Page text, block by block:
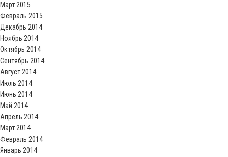
Март 2015
Февраль 2015
Декабрь 2014
Ноябрь 2014
Октябрь 2014
Сентябрь 2014
Август 2014
Июль 2014
Июнь 2014
Май 2014
Апрель 2014
Март 2014
Февраль 2014
Январь 2014